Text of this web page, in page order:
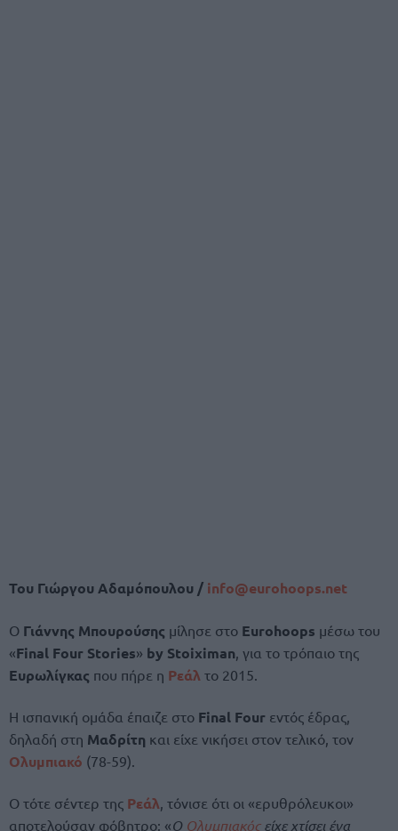
Του Γιώργου Αδαμόπουλου / info@eurohoops.net
Ο Γιάννης Μπουρούσης μίλησε στο Eurohoops μέσω του
«Final Four Stories» by Stoiximan , για το τρόπαιο της
Ευρωλίγκας που πήρε η Ρεάλ το 2015.
Η ισπανική ομάδα έπαιζε στο Final Four εντός έδρας,
δηλαδή στη Μαδρίτη και είχε νικήσει στον τελικό, τον
Ολυμπιακό (78-59).
Ο τότε σέντερ της Ρεάλ , τόνισε ότι οι «ερυθρόλευκοι»
αποτελούσαν φόβητρο: «Ο Ολυμπιακόςείχε χτίσει ένα